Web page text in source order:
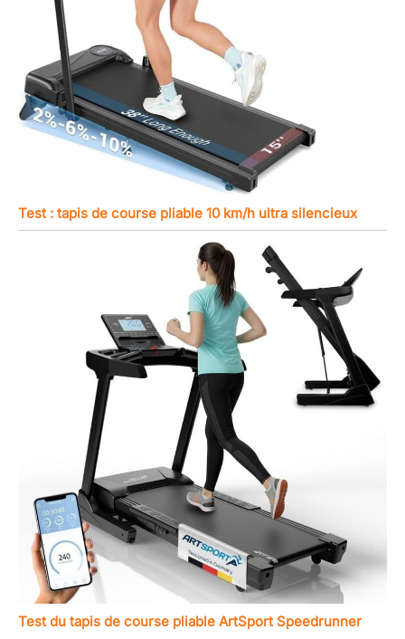
Test : tapis de course pliable 10 km/h ultra silencieux
Test du tapis de course pliable ArtSport Speedrunner